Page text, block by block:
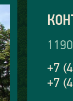
+7
+7